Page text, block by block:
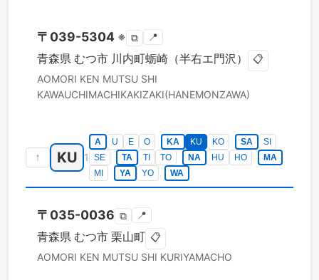
〒 039-5304 ※ ⧉ 📍
青森県 むつ市 川内町蛎崎（半右エ門沢） 📋
AOMORI KEN MUTSU SHI
KAWAUCHIMACHIKAKIZAKI(HANEMONZAWA)
↑ KU 1
A U E O KA KU KO SA
SI
SE
TA TI TO NA HU HO
MA
MI
YA YO WA
〒 035-0036 ⧉ 📍
青森県 むつ市 栗山町 📋
AOMORI KEN MUTSU SHI KURIYAMACHO